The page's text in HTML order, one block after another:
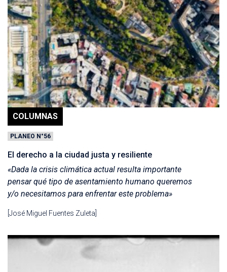
COLUMNAS
PLANEO N°56
El derecho a la ciudad justa y resiliente
«Dada la crisis climática actual resulta importante
pensar qué tipo de asentamiento humano queremos
y/o necesitamos para enfrentar este problema»
[José Miguel Fuentes Zuleta]